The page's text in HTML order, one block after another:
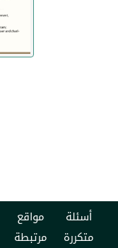
مواقع
مرتبطة
مواقع
مفيدة